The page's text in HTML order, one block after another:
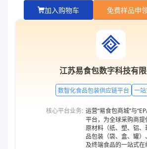
加入购物车 免费样品申
江苏易食包数字科技有
数智化食品包装供应链平台 一
核心平台业务: 运营“易食包商城”与
平台，为全球采购商提
原材料（纸、塑、铝、
品包装（袋、盒、罐）
及终端食品的一站式在